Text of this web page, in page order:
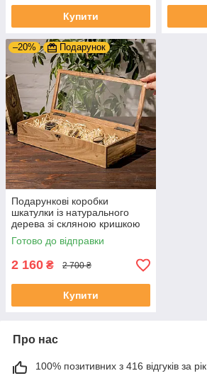
Купити
–20% Подарунок
Подарункові коробки
шкатулки із натурального
дерева зі скляною кришкою
на подарунок дружині | XXL –
409x180x82 мм
Готово до відправки
2 160 ₴ 2 700 ₴
Купити
Про нас
100% позитивних з 416 відгуків за рік